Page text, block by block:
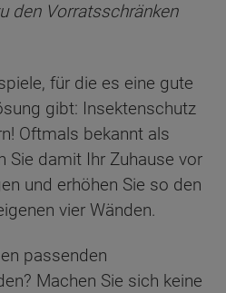
den Vorratsschränken
für die es eine gute
gibt: Insektenschutz
Oftmals bekannt als
Sie damit Ihr Zuhause vor
und erhöhen Sie so den
vier Wänden.
passenden
Machen Sie sich keine